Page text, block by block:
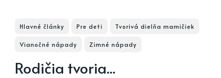
Hlavné články Pre deti Tvorivá dielňa mamičiek
Vianočné nápady Zimné nápady
Rodičia tvoria...